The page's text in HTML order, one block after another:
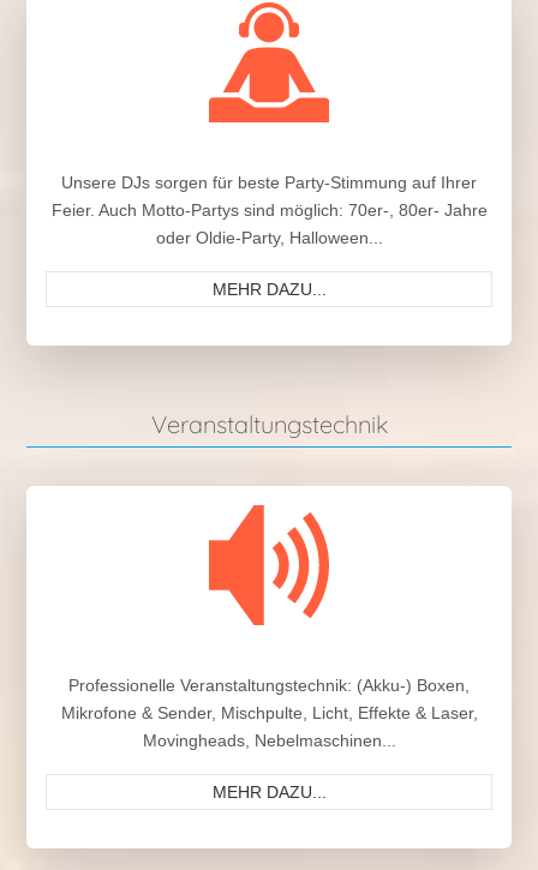
Unsere DJs sorgen für beste Party-Stimmung auf Ihrer
Feier. Auch Motto-Partys sind möglich: 70er-, 80er- Jahre
oder Oldie-Party, Halloween...
MEHR DAZU...
Veranstaltungstechnik
Professionelle Veranstaltungstechnik: (Akku-) Boxen,
Mikrofone & Sender, Mischpulte, Licht, Effekte & Laser,
Movingheads, Nebelmaschinen...
MEHR DAZU...